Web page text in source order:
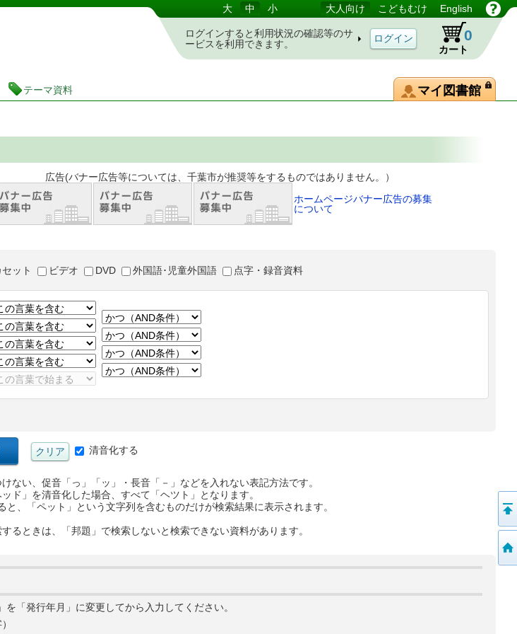
システム 大 中 小 大人向け こどもむけ English
ログインすると利用状況の確認等のサ
ービスを利用できます。
カート
0
テーマ資料 マイ図書館
については、千葉市が推奨等をするものではありません。）
ホームページバナー広告の募集
について
ット ビデオ DVD 外国語･児童外国語 点字・録音資料
清音化する
ない、促音「っ」「ッ」・長音「－」などを入れない表記方法です。
ド」を清音化した場合、すべて「ヘツト」となります。
、「ペット」という文字列を含むものだけが検索結果に表示されます。
るときは、「邦題」で検索しないと検索できない資料があります。
「発行年月」に変更してから入力してください。